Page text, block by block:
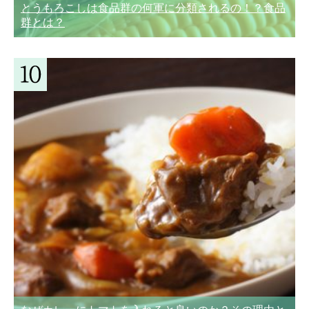
とうもろこしは食品群の何軍に分類されるの！？食品
群とは？